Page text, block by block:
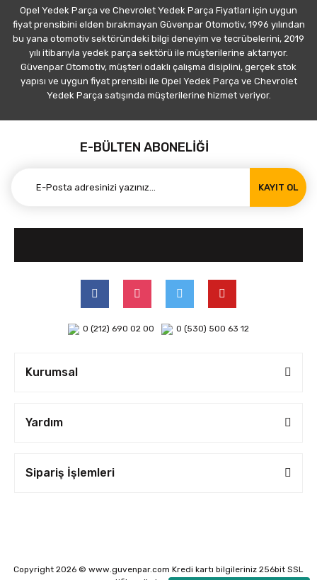
Opel Yedek Parça ve Chevrolet Yedek Parça Fiyatları için uygun
fiyat prensibini elden bırakmayan Güvenpar Otomotiv, 1996 yılından
bu yana otomotiv sektöründeki bilgi deneyim ve tecrübelerini, 2019
yılı itibarıyla yedek parça sektörü ile müşterilerine aktarıyor.
Güvenpar Otomotiv, müşteri odaklı çalışma disiplini, gerçek stok
yapısı ve uygun fiyat prensibi ile Opel Yedek Parça ve Chevrolet
Yedek Parça satışında müşterilerine hizmet veriyor.
E-BÜLTEN ABONELİĞİ
KAYIT OL
0 (212) 690 02 00 0 (530) 500 63 12
Kurumsal
Yardım
Sipariş İşlemleri
Copyright 2026 © www.guvenpar.com Kredi kartı bilgileriniz 256bit SSL